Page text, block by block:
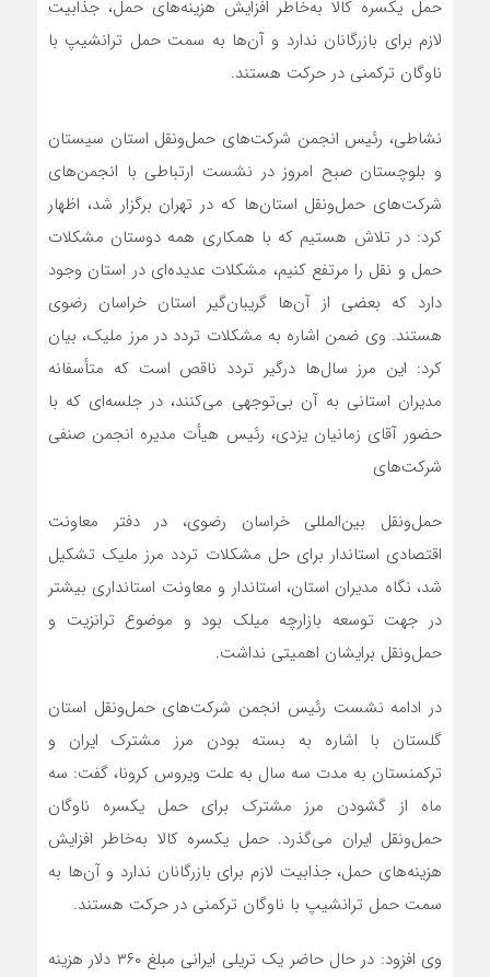
حمل یکسره کالا به‌خاطر افزایش هزینه‌های حمل، جذابیت
لازم برای بازرگانان ندارد و آن‌ها به سمت حمل ترانشیپ با
ناوگان ترکمنی در حرکت هستند.
نشاطی، رئیس انجمن شرکت‌های حمل‌ونقل استان سیستان
و بلوچستان صبح امروز در نشست ارتباطی با انجمن‌های
شرکت‌های حمل‌ونقل استان‌ها که در تهران برگزار شد، اظهار
کرد: در تلاش هستیم که با همکاری همه دوستان مشکلات
حمل و نقل را مرتفع کنیم، مشکلات عدیده‌ای در استان وجود
دارد که بعضی از آن‌ها گریبان‌گیر استان خراسان رضوی
هستند. وی ضمن اشاره به مشکلات تردد در مرز ملیک، بیان
کرد: این مرز سال‌ها درگیر تردد ناقص است که متأسفانه
مدیران استانی به آن بی‌توجهی می‌کنند، در جلسه‌ای که با
حضور آقای زمانیان یزدی، رئیس هیأت مدیره انجمن صنفی
شرکت‌های
حمل‌ونقل بین‌المللی خراسان رضوی، در دفتر معاونت
اقتصادی استاندار برای حل مشکلات تردد مرز ملیک تشکیل
شد، نگاه مدیران استان، استاندار و معاونت استانداری بیشتر
در جهت توسعه بازارچه میلک بود و موضوع ترانزیت و
حمل‌ونقل برایشان اهمیتی نداشت.
در ادامه نشست رئیس انجمن شرکت‌های حمل‌ونقل استان
گلستان با اشاره به بسته بودن مرز مشترک ایران و
ترکمنستان به مدت سه سال به علت ویروس کرونا، گفت: سه
ماه از گشودن مرز مشترک برای حمل یکسره ناوگان
حمل‌ونقل ایران می‌گذرد. حمل یکسره کالا به‌خاطر افزایش
هزینه‌های حمل، جذابیت لازم برای بازرگانان ندارد و آن‌ها به
سمت حمل ترانشیپ با ناوگان ترکمنی در حرکت هستند.
وی افزود: در حال حاضر یک تریلی ایرانی مبلغ ۳۶۰ دلار هزینه